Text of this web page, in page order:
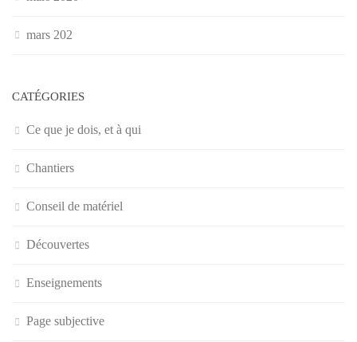
mars 202
CATÉGORIES
Ce que je dois, et à qui
Chantiers
Conseil de matériel
Découvertes
Enseignements
Page subjective